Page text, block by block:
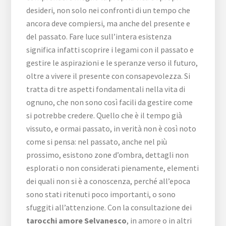
desideri, non solo nei confronti di un tempo che
ancora deve compiersi, ma anche del presente e
del passato. Fare luce sull’intera esistenza
significa infatti scoprire i legami con il passato e
gestire le aspirazioni e le speranze verso il futuro,
oltre a vivere il presente con consapevolezza. Si
tratta di tre aspetti fondamentali nella vita di
ognuno, che non sono così facili da gestire come
si potrebbe credere. Quello che è il tempo già
vissuto, e ormai passato, in verità non è così noto
come si pensa: nel passato, anche nel più
prossimo, esistono zone d’ombra, dettagli non
esplorati o non considerati pienamente, elementi
dei quali non si è a conoscenza, perché all’epoca
sono stati ritenuti poco importanti, o sono
sfuggiti all’attenzione. Con la consultazione dei
tarocchi amore Selvanesco, in amore o in altri